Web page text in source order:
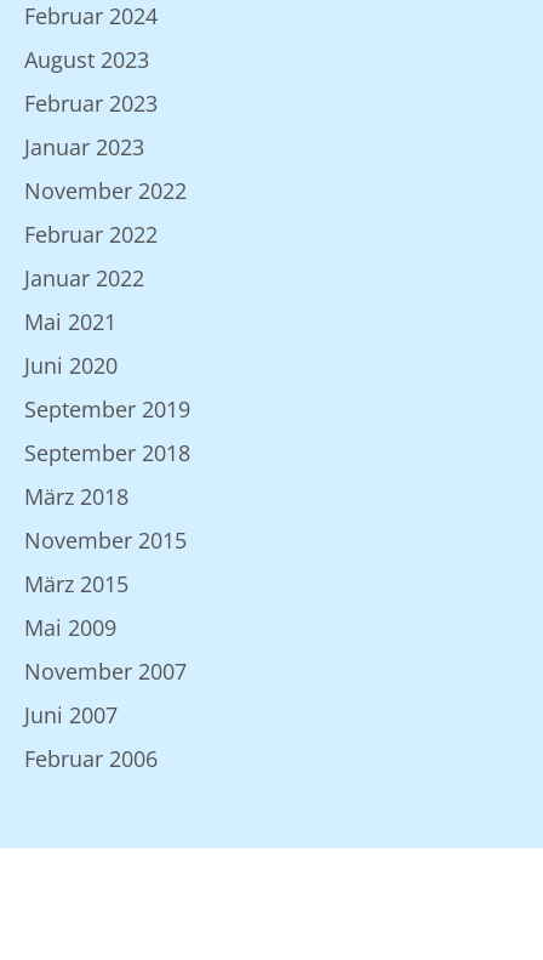
Februar 2024
August 2023
Februar 2023
Januar 2023
November 2022
Februar 2022
Januar 2022
Mai 2021
Juni 2020
September 2019
September 2018
März 2018
November 2015
März 2015
Mai 2009
November 2007
Juni 2007
Februar 2006